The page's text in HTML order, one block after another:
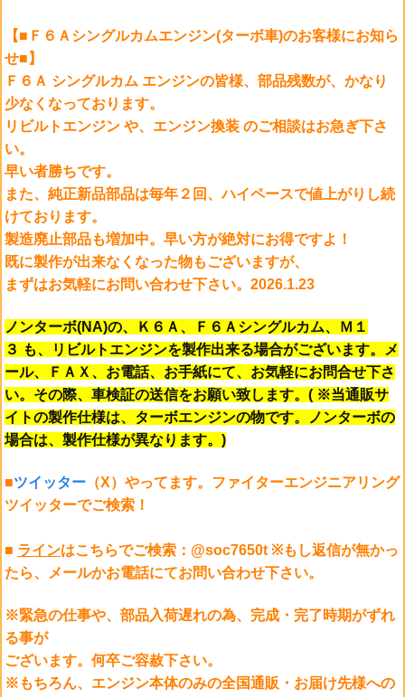
【■Ｆ６Ａシングルカムエンジン(ターボ車)のお客様にお知ら
せ■】
Ｆ６Ａ シングルカム エンジンの皆様、部品残数が、かなり
少なくなっております。
リビルトエンジン や、エンジン換装 のご相談はお急ぎ下さ
い。
早い者勝ちです。
また、純正新品部品は毎年２回、ハイペースで値上がりし続
けております。
製造廃止部品も増加中。早い方が絶対にお得ですよ！
既に製作が出来なくなった物もございますが、
まずはお気軽にお問い合わせ下さい。2026.1.23
ノンターボ(NA)の、Ｋ６Ａ、Ｆ６Ａシングルカム、Ｍ１
３ も、リビルトエンジンを製作出来る場合がございます。メ
ール、ＦＡＸ、お電話、お手紙にて、お気軽にお問合せ下さ
い。その際、車検証の送信をお願い致します。( ※当通販サ
イトの製作仕様は、ターボエンジンの物です。ノンターボの
場合は、製作仕様が異なります。)
■ツイッター （X）やってます。ファイターエンジニアリング
ツイッターでご検索！
■ ラインはこちらでご検索：@soc7650t ※もし返信が無かっ
たら、メールかお電話にてお問い合わせ下さい。
※緊急の仕事や、部品入荷遅れの為、完成・完了時期がずれ
る事が
ございます。何卒ご容赦下さい。
※もちろん、エンジン本体のみの全国通販・お届け先様への